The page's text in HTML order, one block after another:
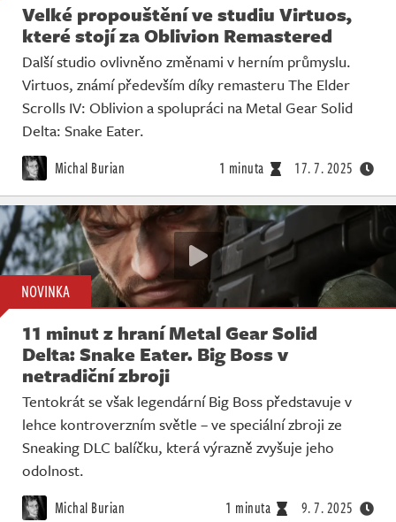
Velké propouštění ve studiu Virtuos,
které stojí za Oblivion Remastered
Další studio ovlivněno změnami v herním průmyslu.
Virtuos, známí především díky remasteru The Elder
Scrolls IV: Oblivion a spolupráci na Metal Gear Solid
Delta: Snake Eater.
Michal Burian 1 minuta 17. 7. 2025
NOVINKA
11 minut z hraní Metal Gear Solid
Delta: Snake Eater. Big Boss v
netradiční zbroji
Tentokrát se však legendární Big Boss představuje v
lehce kontroverzním světle – ve speciální zbroji ze
Sneaking DLC balíčku, která výrazně zvyšuje jeho
odolnost.
Michal Burian 1 minuta 9. 7. 2025